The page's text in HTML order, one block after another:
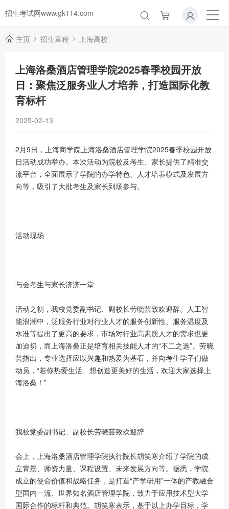
招生考试网www.gk114.com
主页 招生章程 上海高校
上海洛桑酒店管理学院2025春季校园开放
日：聚焦泛服务业人才培养，打造国际化教
育标杆
2025-02-13
2月9日，上海商学院上海洛桑酒店管理学院2025春季校园开放
日活动成功举办。本次活动为院校及考生、家长提供了精准交
流平台，全面展示了学院的办学特色、人才培养模式及发展方
向等，吸引了大批考生及家长到场参与。
活动现场
与会考生与家长济济一堂
活动之初，我校党委副书记、副校长劳晓芸致欢迎辞。人工智
能浪潮中，泛服务行业对行业人才的服务创新性、服务温度及
水准等提出了更高的要求，市场对行业高素质人才的需求也更
加迫切，而上海洛桑正是培育相关技能人才的“不二之选”。劳晓
芸指出，专业选择应以兴趣和热爱为基石，并向考生学子们做
动员，“若你热爱生活、想创造更美好的生活，欢迎大家选择上
海洛桑！”
我校党委副书记、副校长劳晓芸致欢迎辞
会上，上海洛桑酒店管理学院执行院长胡笑寒介绍了学院的成
立背景、师资力量、课程设置、未来发展方向等。据悉，学院
成立的使命价值和战略任务，是打造“产学研用”一体的产教融合
型国内一流、世界知名酒店管理学院，致力于应用技术型大学
国际合作的标杆和典范。胡笑寒表示，基于以上办学目标，学